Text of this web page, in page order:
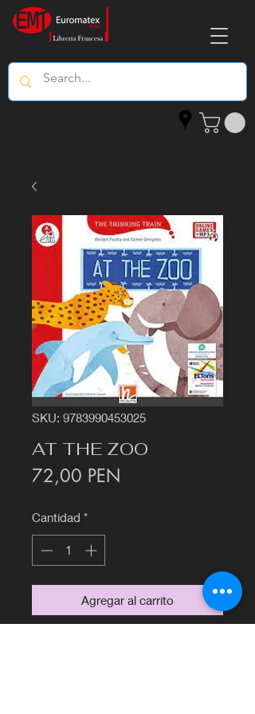
SKU: 9783990453025
AT THE ZOO
72,00 PEN
Cantidad *
Agregar al carrito